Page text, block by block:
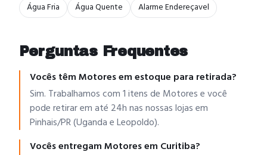
Água Fria
Água Quente Alarme Endereçavel
Perguntas Frequentes
Vocês têm Motores em estoque para retirada?
Sim. Trabalhamos com 1 itens de Motores e você
pode retirar em até 24h nas nossas lojas em
Pinhais/PR (Uganda e Leopoldo).
Vocês entregam Motores em Curitiba?